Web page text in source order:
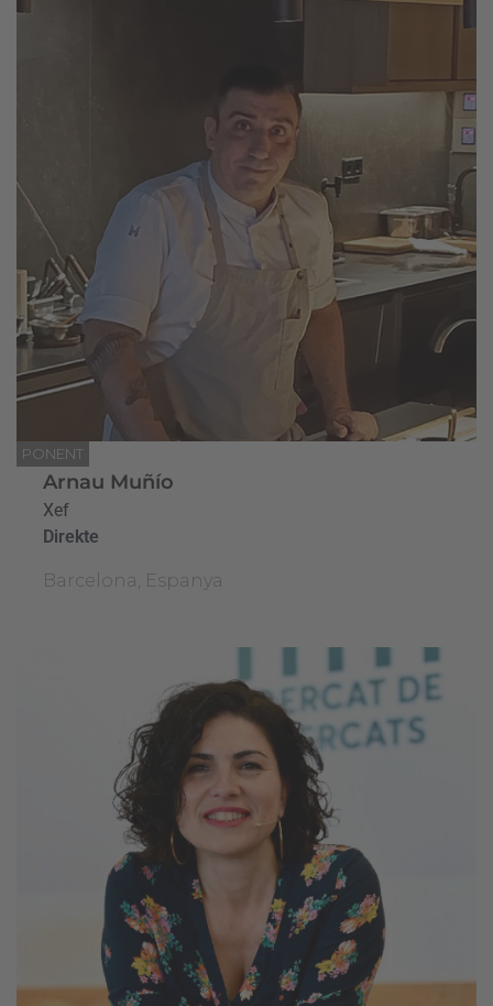
PONENT
Arnau Muñío
Xef
Direkte
Barcelona, Espanya